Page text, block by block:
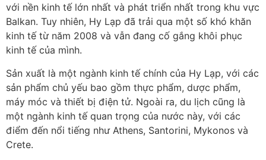
với nền kinh tế lớn nhất và phát triển nhất trong khu vực
Balkan. Tuy nhiên, Hy Lạp đã trải qua một số khó khăn
kinh tế từ năm 2008 và vẫn đang cố gắng khôi phục
kinh tế của mình.
Sản xuất là một ngành kinh tế chính của Hy Lạp, với các
sản phẩm chủ yếu bao gồm thực phẩm, dược phẩm,
máy móc và thiết bị điện tử. Ngoài ra, du lịch cũng là
một ngành kinh tế quan trọng của nước này, với các
điểm đến nổi tiếng như Athens, Santorini, Mykonos và
Crete.